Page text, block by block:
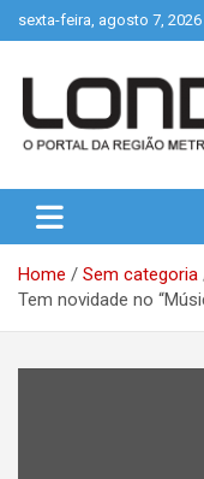
to
sexta-feira, agosto 7, 2026
Londrix
Home
Sem categoria
Tem novidade no